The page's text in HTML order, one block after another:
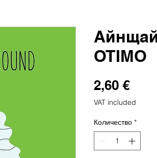
OTIMO
2,60 €Цена
VAT included
Количество *